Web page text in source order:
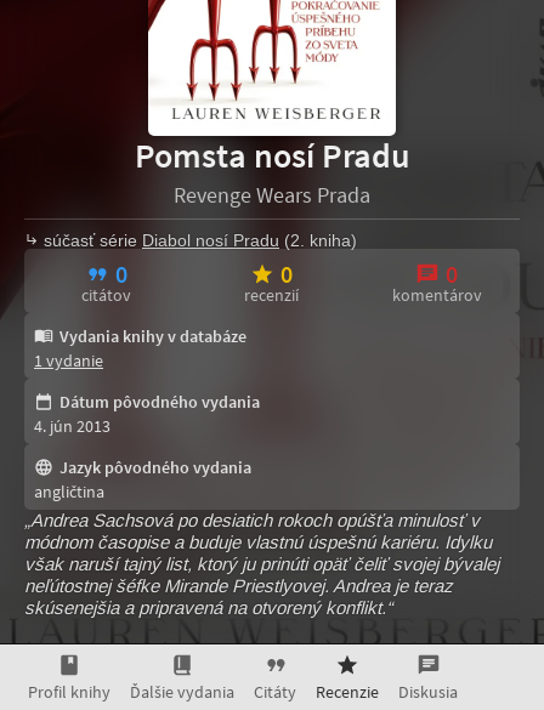
Pomsta nosí Pradu
Revenge Wears Prada
súčasť série Diabol nosí Pradu (2. kniha)
0
citátov
0
recenzií
0
komentárov
Vydania knihy v databáze
1 vydanie
Dátum pôvodného vydania
4. jún 2013
Jazyk pôvodného vydania
angličtina
„Andrea Sachsová po desiatich rokoch opúšťa minulosť v
módnom časopise a buduje vlastnú úspešnú kariéru. Idylku
však naruší tajný list, ktorý ju prinúti opäť čeliť svojej bývalej
neľútostnej šéfke Mirande Priestlyovej. Andrea je teraz
skúsenejšia a pripravená na otvorený konflikt.“
Profil knihy Ďalšie vydania Citáty Recenzie Diskusia